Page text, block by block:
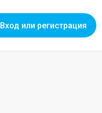
Вход или регистрация